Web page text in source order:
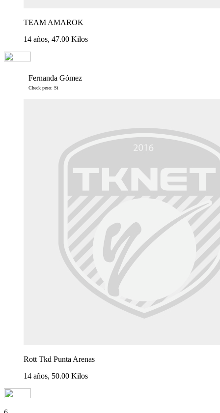
TEAM AMAROK
14 años, 47.00 Kilos
Fernanda Gómez
Check peso: Si
Rott Tkd Punta Arenas
14 años, 50.00 Kilos